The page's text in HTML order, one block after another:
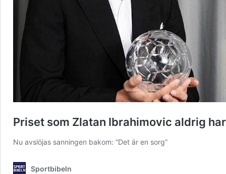
Priset som Zlatan Ibrahimovic aldrig
Nu avslöjas sanningen bakom: ”Det är en sorg”
Sportbibeln